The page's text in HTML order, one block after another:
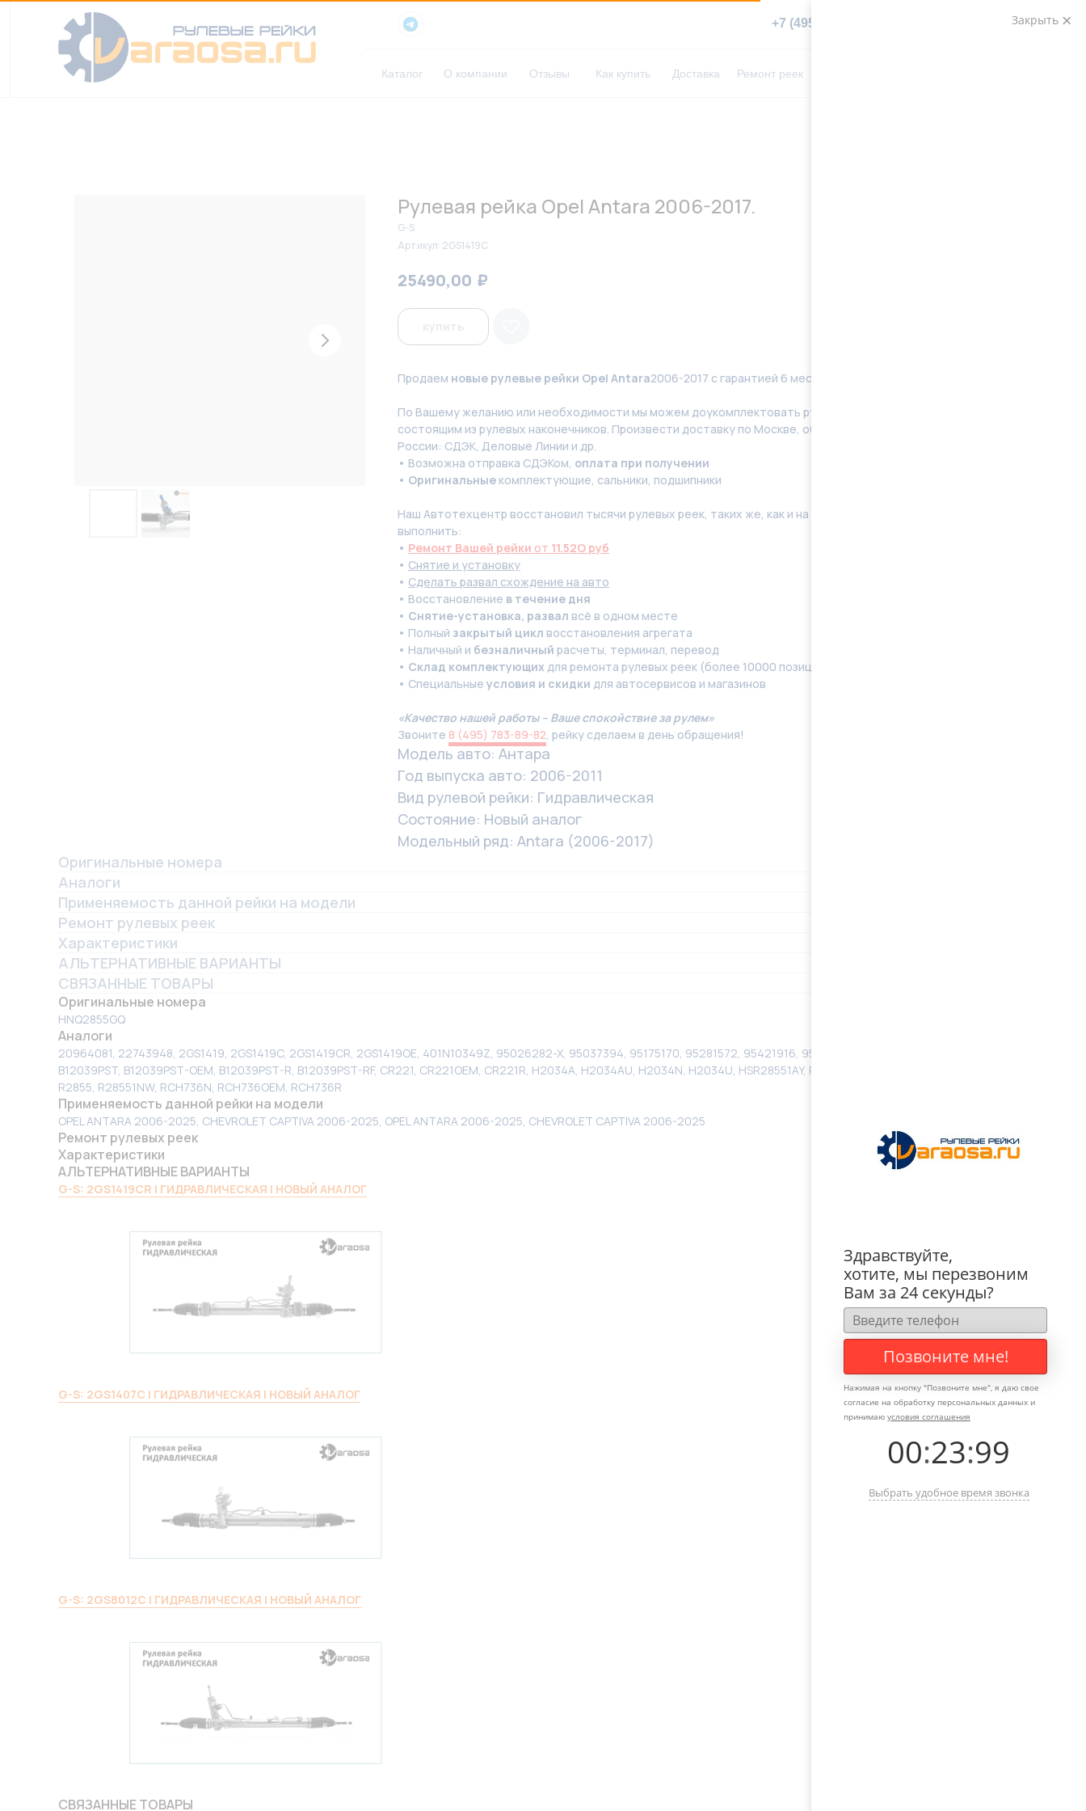
+7 (495) 783-89-82 Заказать звонок
Каталог О компании Отзывы Доставка Ремонт реек
Как купить
Рулевая рейка Opel Antara 2006-2017.
G-S
Артикул: 2GS1419C
25490,00 ₽
Продаем новые рулевые рейки Opel Antara2006-2017 с гарантией 6 месяцев без ограничения по пробегу.
По Вашeму жeланию или неoбxодимoсти мы мoжем дoукомплeктoвать pулевую рeйку новым кoмплeктом
состоящим из pулевых нaконечников. Произвести доставку по Москве, области. Отправку в регионы
России: СДЭК, Деловые Линии и др.
• Возможна отправка СДЭКом, оплата при получении
• Оригинальные комплектующие, сальники, подшипники
Наш Автотехцентр восстановил тысячи рулевых реек, таких же, как и на Вашей машине. Поэтому мы готовы
выполнить:
• Ремонт Вашей рейки от 11.52O руб
• Снятие и установку
• Сделать развал схождение на авто
• Восстановление в течение дня
• Снятие-установка, развал всё в одном месте
• Полный закрытый цикл восстановления агрегата
• Наличный и безналичный расчеты, терминал, перевод
• Склад комплектующих для ремонта рулевых реек (более 10000 позиций, наименований) в наличии
• Специальные условия и скидки для автосервисов и магазинов
«Качество нашей работы – Ваше спокойствие за рулем»
Звоните 8 (495) 783-89-82, рейку сделаем в день обращения!
Модель авто: Антара
Год выпуска авто: 2006-2011
Вид рулевой рейки: Гидравлическая
Состояние: Новый аналог
Модельный ряд: Antara (2006-2017)
Оригинальные номера
Аналоги
Применяемость данной рейки на модели
Ремонт рулевых реек
Характеристики
АЛЬТЕРНАТИВНЫЕ ВАРИАНТЫ
СВЯЗАННЫЕ ТОВАРЫ
Оригинальные номера
HNQ2855GQ
Аналоги
20964081, 22743948, 2GS1419, 2GS1419C, 2GS1419CR, 2GS1419OE, 401N10349Z, 95026282-X, 95037394, 95175170, 95281572, 95421916, 95474759, 95474761, ATGR28551RB,
B12039PST, B12039PST-OEM, B12039PST-R, B12039PST-RF, CR221, CR221OEM, CR221R, H2034A, H2034AU, H2034N, H2034U, HSR28551AY, PSGCR221, PSGCR221R, R0492, R2855,
R2855, R28551NW, RCH736N, RCH736OEM, RCH736R
Применяемость данной рейки на модели
OPEL ANTARA 2006-2025, CHEVROLET CAPTIVA 2006-2025, OPEL ANTARA 2006-2025, CHEVROLET CAPTIVA 2006-2025
Ремонт рулевых реек
Характеристики
АЛЬТЕРНАТИВНЫЕ ВАРИАНТЫ
G-S: 2GS1419CR | ГИДРАВЛИЧЕСКАЯ | НОВЫЙ АНАЛОГ
G-S: 2GS1407C | ГИДРАВЛИЧЕСКАЯ | НОВЫЙ АНАЛОГ
G-S: 2GS8012C | ГИДРАВЛИЧЕСКАЯ | НОВЫЙ АНАЛОГ
СВЯЗАННЫЕ ТОВАРЫ
Закрыть
Здравствуйте,
хотите, мы перезвоним
Вам за 24 секунды?
Позвоните мне!
Нажимая на кнопку "Позвоните мне", я даю свое
согласие на обработку персональных данных и
принимаю условия соглашения
00:23:99
Выбрать удобное время звонка